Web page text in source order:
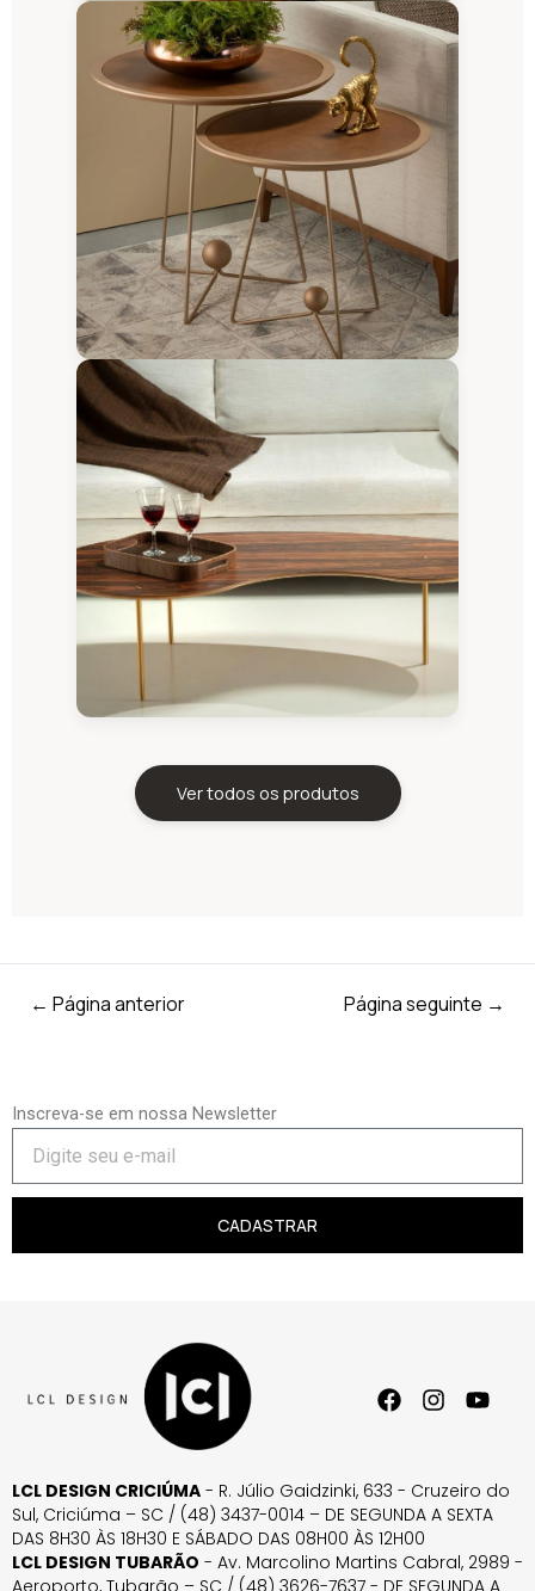
Ver todos os produtos
← Página anterior Página seguinte →
Inscreva-se em nossa Newsletter
CADASTRAR
LCL DESIGN CRICIÚMA - R. Júlio Gaidzinki, 633 - Cruzeiro do
Sul, Criciúma – SC / (48) 3437-0014 – DE SEGUNDA A SEXTA
DAS 8H30 ÀS 18H30 E SÁBADO DAS 08H00 ÀS 12H00
LCL DESIGN TUBARÃO - Av. Marcolino Martins Cabral, 2989 -
Aeroporto, Tubarão – SC / (48) 3626-7637 - DE SEGUNDA A